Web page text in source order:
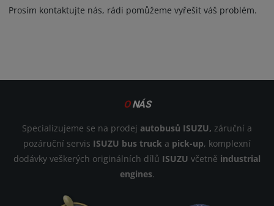
Prosím kontaktujte nás, rádi pomůžeme vyřešit váš problém.
ONÁS
Specializujeme se na prodej autobusů ISUZU, záruční a
pozáruční servis ISUZU bus truck a pick-up, komplexní
dodávky veškerých originálních dílů ISUZU včetně industrial
engines.